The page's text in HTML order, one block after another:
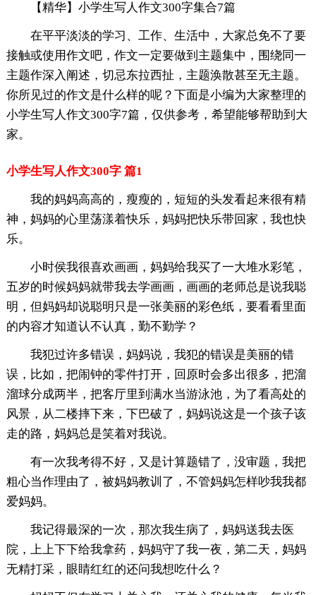
【精华】小学生写人作文300字集合7篇
在平平淡淡的学习、工作、生活中，大家总免不了要
接触或使用作文吧，作文一定要做到主题集中，围绕同一
主题作深入阐述，切忌东拉西扯，主题涣散甚至无主题。
你所见过的作文是什么样的呢？下面是小编为大家整理的
小学生写人作文300字7篇，仅供参考，希望能够帮助到大
家。
小学生写人作文300字 篇1
我的妈妈高高的，瘦瘦的，短短的头发看起来很有精
神，妈妈的心里荡漾着快乐，妈妈把快乐带回家，我也快
乐。
小时侯我很喜欢画画，妈妈给我买了一大堆水彩笔，
五岁的时候妈妈就带我去学画画，画画的老师总是说我聪
明，但妈妈却说聪明只是一张美丽的彩色纸，要看看里面
的内容才知道认不认真，勤不勤学？
我犯过许多错误，妈妈说，我犯的错误是美丽的错
误，比如，把闹钟的零件打开，回原时会多出很多，把溜
溜球分成两半，把客厅里到满水当游泳池，为了看高处的
风景，从二楼摔下来，下巴破了，妈妈说这是一个孩子该
走的路，妈妈总是笑着对我说。
有一次我考得不好，又是计算题错了，没审题，我把
粗心当作理由了，被妈妈教训了，不管妈妈怎样吵我我都
爱妈妈。
我记得最深的一次，那次我生病了，妈妈送我去医
院，上上下下给我拿药，妈妈守了我一夜，第二天，妈妈
无精打采，眼睛红红的还问我想吃什么？